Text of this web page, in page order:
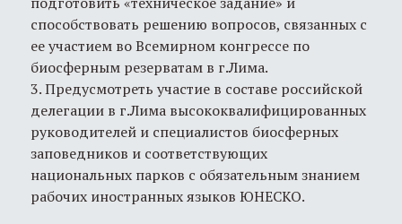
способствовать решению вопросов, связанных с
ее участием во Всемирном конгрессе по
биосферным резерватам в г.Лима.
3. Предусмотреть участие в составе российской
делегации в г.Лима высококвалифицированных
руководителей и специалистов биосферных
заповедников и соответствующих
национальных парков с обязательным знанием
рабочих иностранных языков ЮНЕСКО.